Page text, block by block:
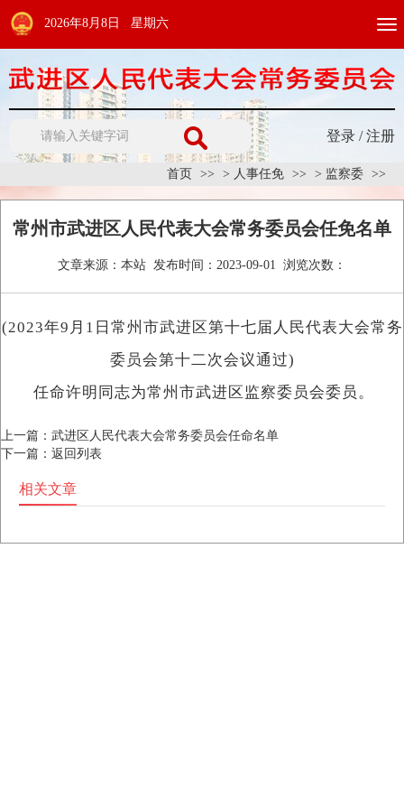
2026年8月8日 星期六
登录 /注册
首页 > 人事任免 > 监察委
常州市武进区人民代表大会常务委员会任免名单
文章来源： 本站 发布时间： 2023-09-01 浏览次数：
(2023年9月1日常州市武进区第十七届人民代表大会常务
委员会第十二次会议通过)
任命许明同志为常州市武进区监察委员会委员。
上一篇： 武进区人民代表大会常务委员会任命名单
下一篇： 返回列表
相关文章